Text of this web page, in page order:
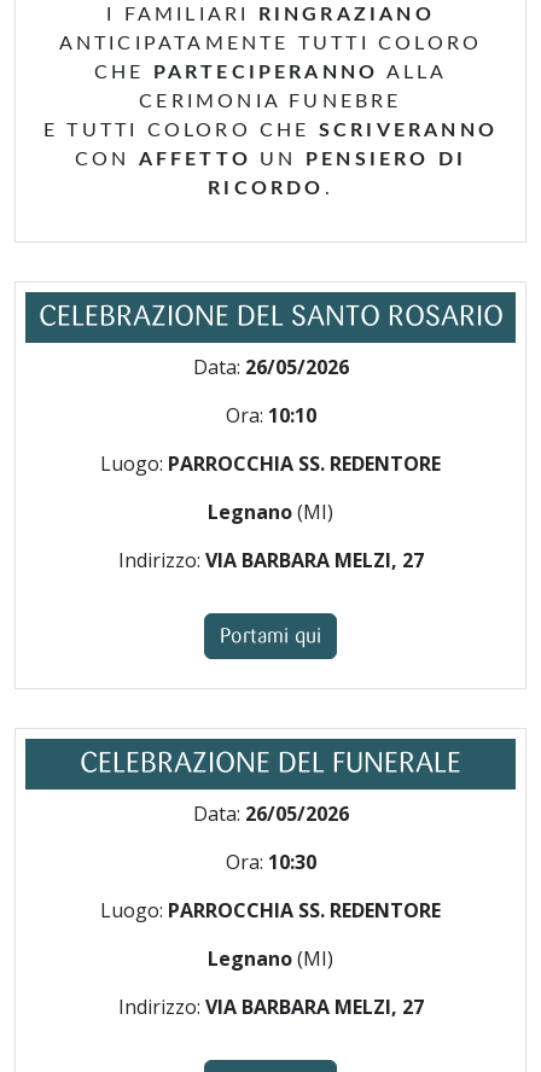
I FAMILIARI
RINGRAZIANO
ANTICIPATAMENTE TUTTI COLORO
CHE
PARTECIPERANNO
ALLA
CERIMONIA FUNEBRE
E TUTTI COLORO CHE SCRIVERANNO
CON AFFETTO UN
PENSIERO DI
RICORDO .
CELEBRAZIONE DEL SANTO ROSARIO
Data: 26/05/2026
Ora: 10:10
Luogo: PARROCCHIA SS. REDENTORE
Legnano(MI)
Indirizzo: VIA BARBARA MELZI, 27
Portami qui
CELEBRAZIONE DEL FUNERALE
Data: 26/05/2026
Ora: 10:30
Luogo: PARROCCHIA SS. REDENTORE
Legnano(MI)
Indirizzo: VIA BARBARA MELZI, 27